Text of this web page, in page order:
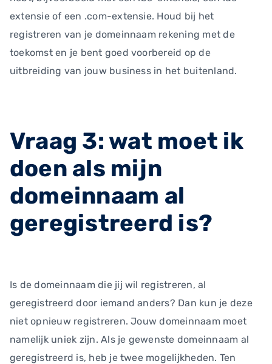
extensie of een .com-extensie. Houd bij het
registreren van je domeinnaam rekening met de
toekomst en je bent goed voorbereid op de
uitbreiding van jouw business in het buitenland.
Vraag 3: wat moet ik
doen als mijn
domeinnaam al
geregistreerd is?
Is de domeinnaam die jij wil registreren, al
geregistreerd door iemand anders? Dan kun je deze
niet opnieuw registreren. Jouw domeinnaam moet
namelijk uniek zijn. Als je gewenste domeinnaam al
geregistreerd is, heb je twee mogelijkheden. Ten